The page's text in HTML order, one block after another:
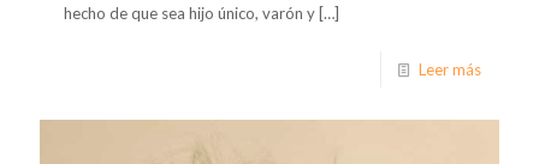
hecho de que sea hijo único, varón y […]
Leer más